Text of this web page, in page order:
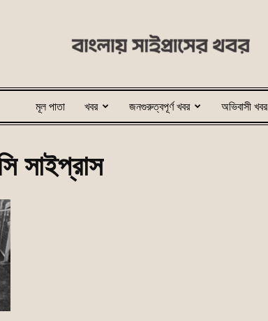
bangladeshcyprus.com
মূল পাতা খবর জনগুরুত্বপূর্ণ খবর অভিবাসী খবর
সাইপ্রাস